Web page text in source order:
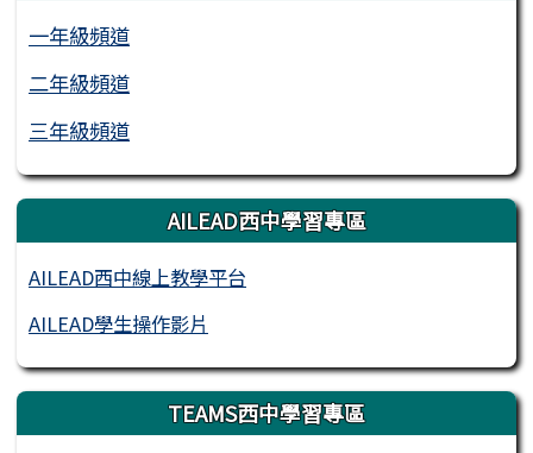
一年級頻道
二年級頻道
三年級頻道
AILEAD西中學習專區
AILEAD西中線上教學平台
AILEAD學生操作影片
TEAMS西中學習專區